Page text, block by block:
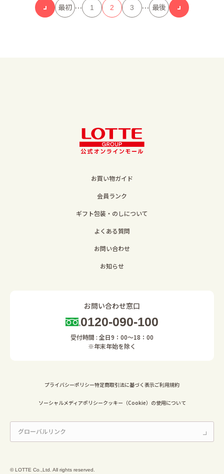
最初 … 1 2 3 … 最後
お買い物ガイド
会員ランク
ギフト包装・のしについて
よくある質問
お問い合わせ
お知らせ
お問い合わせ窓口
0120-090-100
受付時間 : 全日9：00～18：00
※年末年始を除く
プライバシーポリシー特定商取引法に基づく表示ご利用規約
ソーシャルメディアポリシークッキー（Cookie）の使用について
© LOTTE Co.,Ltd. All rights reserved.